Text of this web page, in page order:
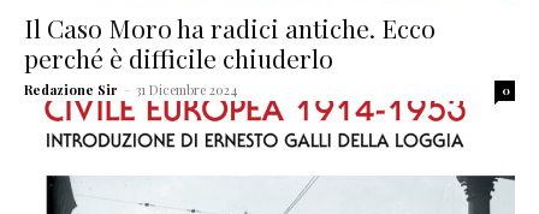
Il Caso Moro ha radici antiche. Ecco
perché è difficile chiuderlo
Redazione Sir - 31 Dicembre 2024 0